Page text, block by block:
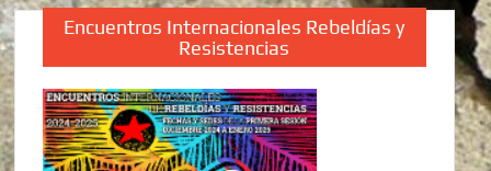
Encuentros Internacionales Rebeldías y
Resistencias